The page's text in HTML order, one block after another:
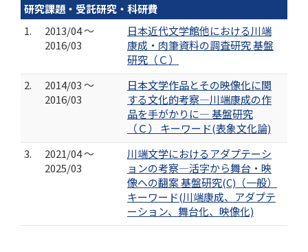
研究課題・受託研究・科研費
1.
2013/04 ～
2016/03
日本近代文学館他における川端
康成・肉筆資料の調査研究 基盤
研究（Ｃ）
2.
2014/03 ～
2016/03
日本文学作品とその映像化に関
する文化的考察―川端康成の作
品を手がかりに― 基盤研究
（Ｃ） キーワード(表象文化論)
3.
2021/04 ～
2025/03
川端文学におけるアダプテーシ
ョンの考察―活字から舞台・映
像への翻案 基盤研究(C)（一般）
キーワード(川端康成、アダプテ
ーション、舞台化、映像化)